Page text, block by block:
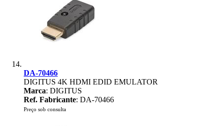
DA-70466
DIGITUS 4K HDMI EDID EMULATOR
Marca: DIGITUS
Ref. Fabricante: DA-70466
Preço sob consulta